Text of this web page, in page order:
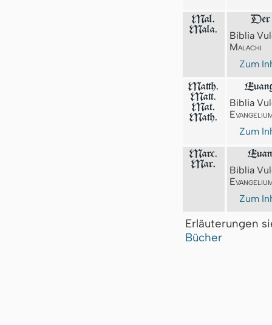
Mal.
Mala.
Der
Biblia
Malachi
Zum
Matth.
Matt.
Mat.
Math.
Biblia
Zum
Marc.
Mar.
Biblia
Zum
Erläuterungen
Bücher